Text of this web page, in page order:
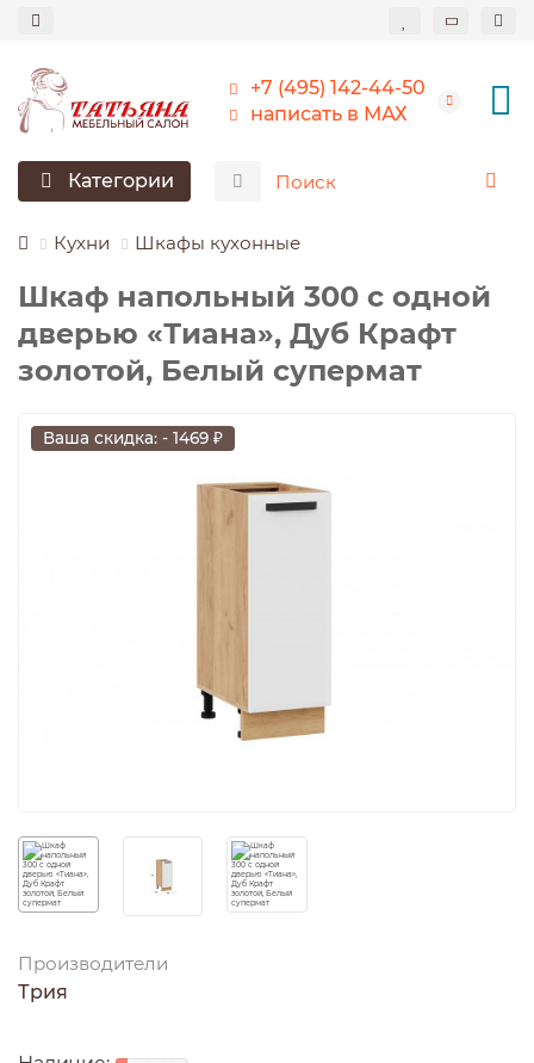
+7 (495) 142-44-50
написать в МАХ
Категории
Кухни Шкафы кухонные
Шкаф напольный 300 с одной
дверью «Тиана», Дуб Крафт
золотой, Белый супермат
Ваша скидка: - 1469 ₽
Производители
Трия